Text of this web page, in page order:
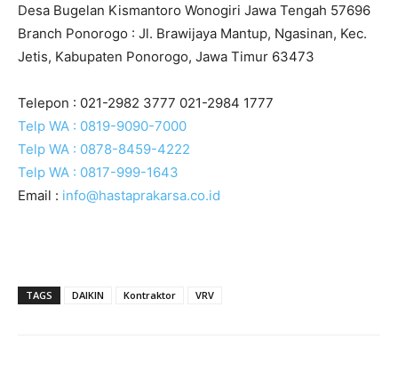
Desa Bugelan Kismantoro Wonogiri Jawa Tengah 57696
Branch Ponorogo : Jl. Brawijaya Mantup, Ngasinan, Kec.
Jetis, Kabupaten Ponorogo, Jawa Timur 63473
Telepon : 021-2982 3777 021-2984 1777
Telp WA : 0819-9090-7000
Telp WA : 0878-8459-4222
Telp WA : 0817-999-1643
Email : info@hastaprakarsa.co.id
TAGS DAIKIN Kontraktor VRV